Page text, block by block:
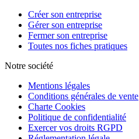
Créer son entreprise
Gérer son entreprise
Fermer son entreprise
Toutes nos fiches pratiques
Notre société
Mentions légales
Conditions générales de vente
Charte Cookies
Politique de confidentialité
Exercer vos droits RGPD